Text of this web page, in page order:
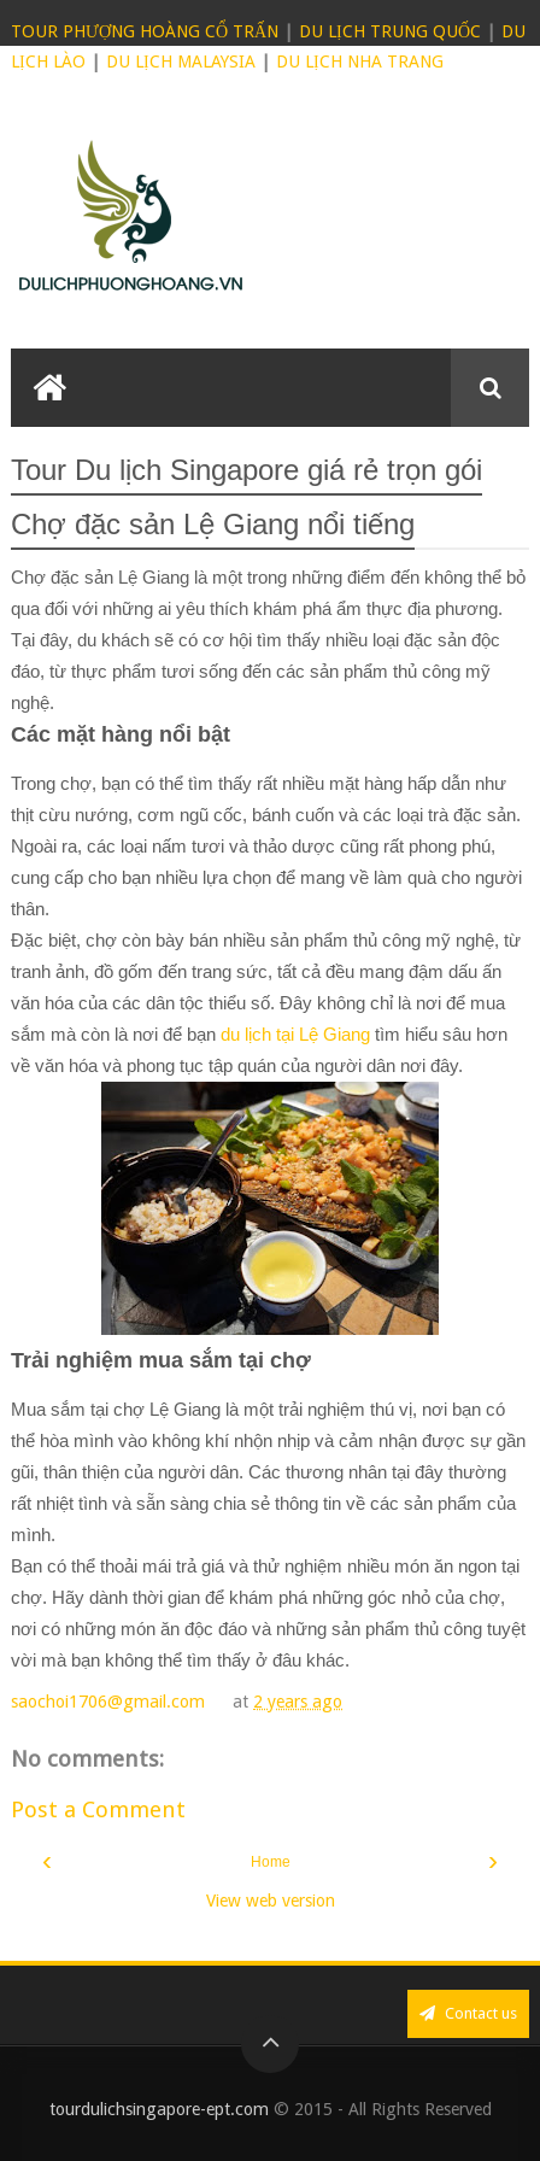
TOUR PHƯỢNG HOÀNG CỔ TRẤN DU LỊCH TRUNG QUỐC
DU
LỊCH LÀO
DU LỊCH MALAYSIA| DU LỊCH NHA TRANG
Tour Du lịch Singapore giá rẻ trọn gói
Chợ đặc sản Lệ Giang nổi tiếng
Chợ đặc sản Lệ Giang là một trong những điểm đến không thể bỏ
qua đối với những ai yêu thích khám phá ẩm thực địa phương.
Tại đây, du khách sẽ có cơ hội tìm thấy nhiều loại đặc sản độc
đáo, từ thực phẩm tươi sống đến các sản phẩm thủ công mỹ
nghệ.
Các mặt hàng nổi bật
Trong chợ, bạn có thể tìm thấy rất nhiều mặt hàng hấp dẫn như
thịt cừu nướng, cơm ngũ cốc, bánh cuốn và các loại trà đặc sản.
Ngoài ra, các loại nấm tươi và thảo dược cũng rất phong phú,
cung cấp cho bạn nhiều lựa chọn để mang về làm quà cho người
thân.
Đặc biệt, chợ còn bày bán nhiều sản phẩm thủ công mỹ nghệ, từ
tranh ảnh, đồ gốm đến trang sức, tất cả đều mang đậm dấu ấn
văn hóa của các dân tộc thiểu số. Đây không chỉ là nơi để mua
sắm mà còn là nơi để bạn du lịch tại Lệ Giangtìm hiểu sâu hơn
về văn hóa và phong tục tập quán của người dân nơi đây.
Trải nghiệm mua sắm tại chợ
Mua sắm tại chợ Lệ Giang là một trải nghiệm thú vị, nơi bạn có
thể hòa mình vào không khí nhộn nhịp và cảm nhận được sự gần
gũi, thân thiện của người dân. Các thương nhân tại đây thường
rất nhiệt tình và sẵn sàng chia sẻ thông tin về các sản phẩm của
mình.
Bạn có thể thoải mái trả giá và thử nghiệm nhiều món ăn ngon tại
chợ. Hãy dành thời gian để khám phá những góc nhỏ của chợ,
nơi có những món ăn độc đáo và những sản phẩm thủ công tuyệt
vời mà bạn không thể tìm thấy ở đâu khác.
saochoi1706@gmail.com at 2 years ago
No comments:
Post a Comment
‹ ›
Home
View web version
Contact us
tourdulichsingapore-ept.com © 2015 - All Rights Reserved